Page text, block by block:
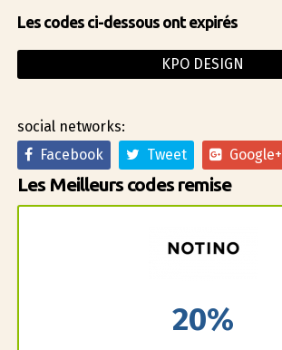
Les codes ci-dessous ont expirés
KPO DESIGN
social networks:
Facebook
Tweet Google+
Les Meilleurs codes remise
20%